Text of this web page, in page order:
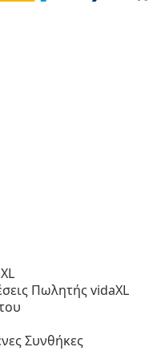
Πωλητής vidaXL
Συνθήκες